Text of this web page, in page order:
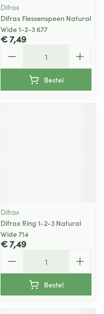
Difrax
Difrax Flessenspeen Natural
Wide 1-2-3 677
€ 7,49
Bestel
Difrax
Difrax Ring 1-2-3 Natural
Wide 714
€ 7,49
Bestel